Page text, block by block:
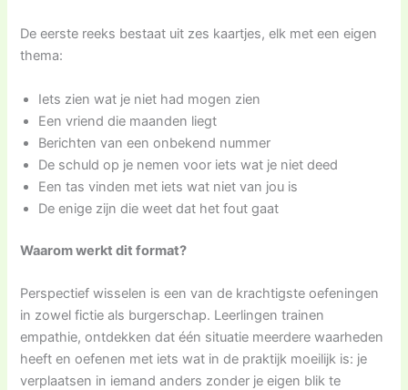
De eerste reeks bestaat uit zes kaartjes, elk met een eigen
thema:
Iets zien wat je niet had mogen zien
Een vriend die maanden liegt
Berichten van een onbekend nummer
De schuld op je nemen voor iets wat je niet deed
Een tas vinden met iets wat niet van jou is
De enige zijn die weet dat het fout gaat
Waarom werkt dit format?
Perspectief wisselen is een van de krachtigste oefeningen
in zowel fictie als burgerschap. Leerlingen trainen
empathie, ontdekken dat één situatie meerdere waarheden
heeft en oefenen met iets wat in de praktijk moeilijk is: je
verplaatsen in iemand anders zonder je eigen blik te